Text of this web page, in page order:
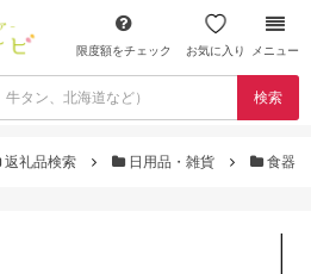
限度額をチェック お気に入り メニュー
検索
返礼品検索 日用品・雑貨 食器